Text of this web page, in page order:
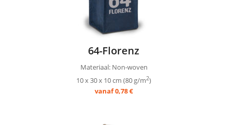
64-Florenz
Materiaal: Non-woven
10 x 30 x 10 cm (80 g/m2)
vanaf 0,78 €